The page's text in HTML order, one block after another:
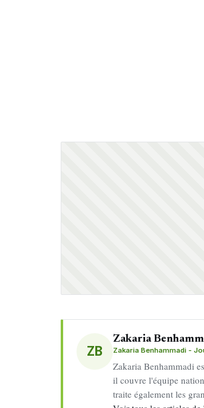
ZB
Zakaria
Zakaria Benhammadi -
Zakaria Benhammadi
il couvre l'équipe
traite également les